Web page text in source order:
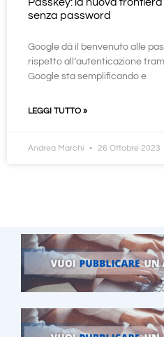
senza password
Google dà il benvenuto alle
rispetto all’autenticazione
Google sta semplificando e
LEGGI TUTTO »
Andrea Marchi 26 Ottobre 2023